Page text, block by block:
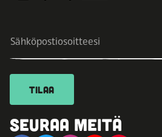
TILAA
SEURAA MEITÄ